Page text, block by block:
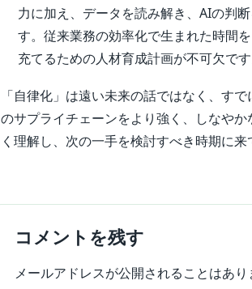
力に加え、データを読み解き、AIの判
す。従来業務の効率化で生まれた時間
充てるための人材育成計画が不可欠です
「自律化」は遠い未来の話ではなく、す
のサプライチェーンをより強く、しなや
く理解し、次の一手を検討すべき時期に来
コメントを残す
メールアドレスが公開されることはあり